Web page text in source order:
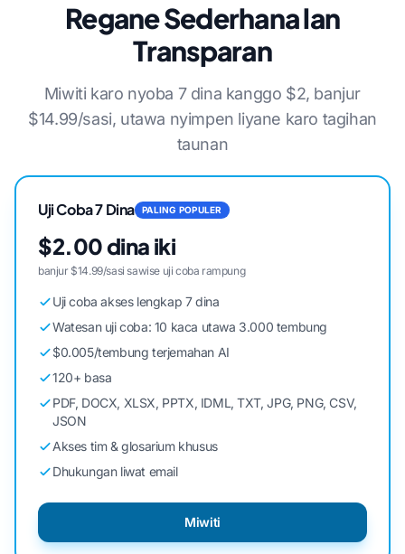
Regane Sederhana lan
Transparan
Miwiti karo nyoba 7 dina kanggo $2, banjur
$14.99/sasi, utawa nyimpen liyane karo tagihan
taunan
Uji Coba 7 Dina PALING POPULER
$2.00 dina iki
banjur $14.99/sasi sawise uji coba rampung
Uji coba akses lengkap 7 dina
Watesan uji coba: 10 kaca utawa 3.000 tembung
$0.005/tembung terjemahan AI
120+ basa
PDF, DOCX, XLSX, PPTX, IDML, TXT, JPG, PNG, CSV,
JSON
Akses tim & glosarium khusus
Dhukungan liwat email
Miwiti